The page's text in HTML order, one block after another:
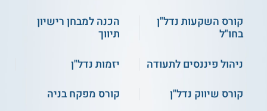
מיסוי מקרקעין ומיסים
נוספים
דיני התכנון העירוני
מושגים בהנדסה
אזרחית והנדסת בניין
מנהל מקרקעי ישראל
קורס השקעות נדל"ן
בחו"ל
הכנה למבחן רישיון
תיווך
ניהול פיננסים לתעודה
יזמות נדל"ן
קורס שיווק נדל"ן
קורס מפקח בניה